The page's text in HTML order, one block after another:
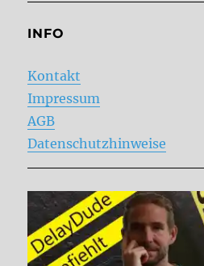
INFO
Kontakt
Impressum
AGB
Datenschutzhinweise